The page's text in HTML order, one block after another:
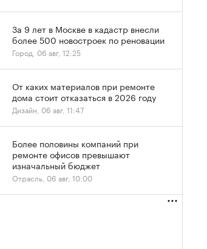
За 9 лет в Москве в кадастр внесли
более 500 новостроек по реновации
Город, 06 авг, 12:25
От каких материалов при ремонте
дома стоит отказаться в 2026 году
Дизайн, 06 авг, 11:47
Более половины компаний при
ремонте офисов превышают
изначальный бюджет
Отрасль, 06 авг, 10:00